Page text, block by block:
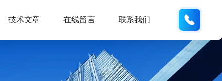
技术文章 在线留言 联系我们